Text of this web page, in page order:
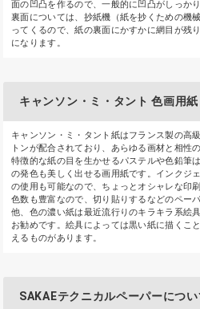
面の凹凸を作るので、一般的に凹凸がしっか
裏面については、抄紙機（紙を抄くための機
ってくるので、紙の裏面にかすかに網目が残
になります。
キャンソン・ミ・タント 色画用
キャンソン・ミ・タント紙はフランス製の高
トンが配合されており、あらゆる画材と相性
特徴的な紙の目を生かせるパステルや色鉛筆
の発色も美しく出せる画用紙です。インクジ
の使用も可能なので、ちょっとオシャレな印
色数も豊富なので、切り貼りするなどのペー
他、色の濃い紙は最近流行りのキラキラ系絵
お勧めです。絵具によっては黒い紙に描くこ
えるものがあります。
SAKAEテクニカルペーパーについ